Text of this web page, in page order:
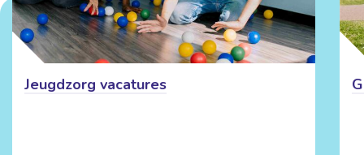
Jeugdzorg vacatures